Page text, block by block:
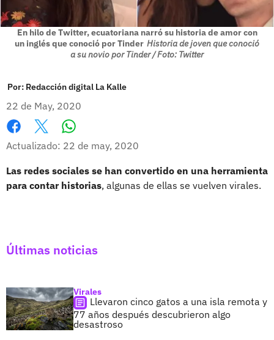
En hilo de Twitter, ecuatoriana narró su historia de amor con
un inglés que conoció por Tinder Historia de joven que conoció
a su novio por Tinder / Foto: Twitter
Por: Redacción digital La Kalle
22 de May, 2020
Facebook
X
Actualizado: 22 de may, 2020
Las redes sociales se han convertido en una herramienta
para contar historias, algunas de ellas se vuelven virales.
Últimas noticias
Virales
Llevaron cinco gatos a una isla remota y
77 años después descubrieron algo
desastroso